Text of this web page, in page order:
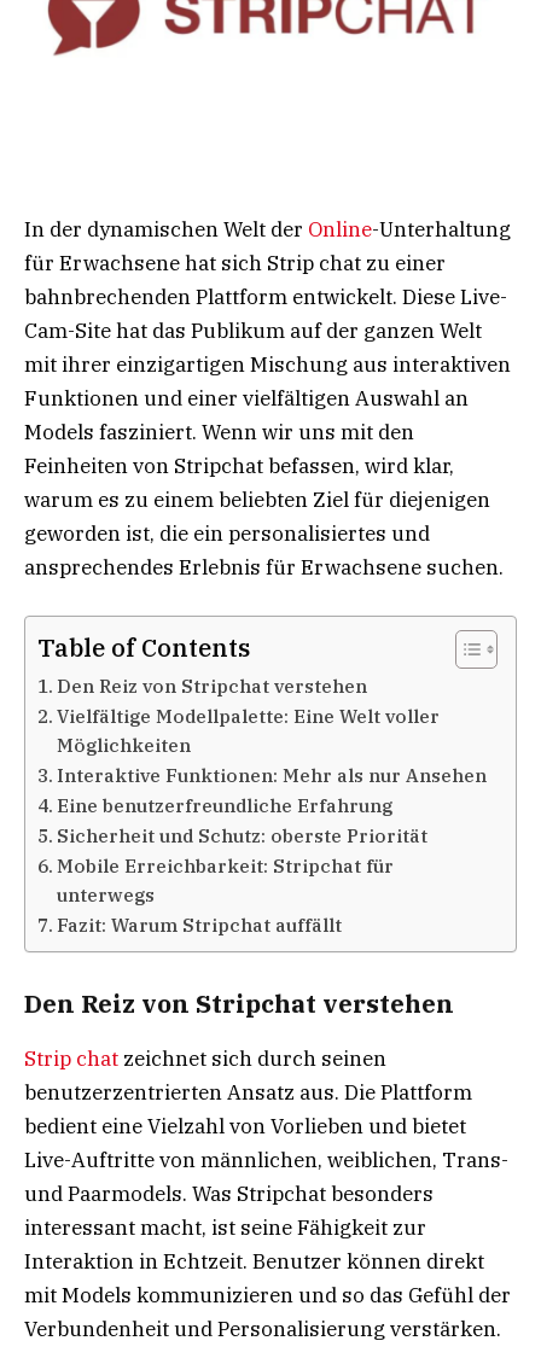
In der dynamischen Welt der Online-Unterhaltung
für Erwachsene hat sich Strip chat zu einer
bahnbrechenden Plattform entwickelt. Diese Live-
Cam-Site hat das Publikum auf der ganzen Welt
mit ihrer einzigartigen Mischung aus interaktiven
Funktionen und einer vielfältigen Auswahl an
Models fasziniert. Wenn wir uns mit den
Feinheiten von Stripchat befassen, wird klar,
warum es zu einem beliebten Ziel für diejenigen
geworden ist, die ein personalisiertes und
ansprechendes Erlebnis für Erwachsene suchen.
Table of Contents
Den Reiz von Stripchat verstehen
Vielfältige Modellpalette: Eine Welt voller
Möglichkeiten
Interaktive Funktionen: Mehr als nur Ansehen
Eine benutzerfreundliche Erfahrung
Sicherheit und Schutz: oberste Priorität
Mobile Erreichbarkeit: Stripchat für
unterwegs
Fazit: Warum Stripchat auffällt
Den Reiz von Stripchat verstehen
Strip chat zeichnet sich durch seinen
benutzerzentrierten Ansatz aus. Die Plattform
bedient eine Vielzahl von Vorlieben und bietet
Live-Auftritte von männlichen, weiblichen, Trans-
und Paarmodels. Was Stripchat besonders
interessant macht, ist seine Fähigkeit zur
Interaktion in Echtzeit. Benutzer können direkt
mit Models kommunizieren und so das Gefühl der
Verbundenheit und Personalisierung verstärken.